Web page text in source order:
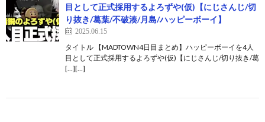
目として正式採用するよろずや(仮)【にじさんじ/切
り抜き/葛葉/不破湊/月島/ハッピーボーイ】
2025.06.15
タイトル 【MADTOWN4日目まとめ】ハッピーボーイを4人
目として正式採用するよろずや(仮)【にじさんじ/切り抜き/葛
[…][…]